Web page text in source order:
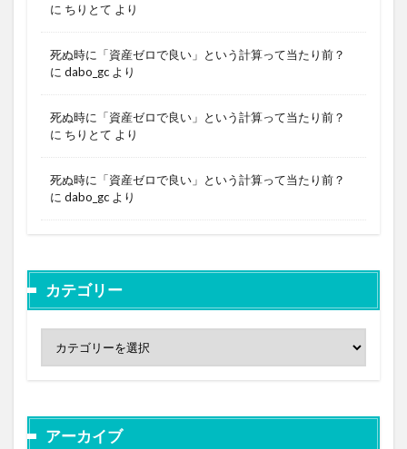
に ちりとて より
死ぬ時に「資産ゼロで良い」という計算って当たり前？
に dabo_gc より
死ぬ時に「資産ゼロで良い」という計算って当たり前？
に ちりとて より
死ぬ時に「資産ゼロで良い」という計算って当たり前？
に dabo_gc より
カテゴリー
アーカイブ